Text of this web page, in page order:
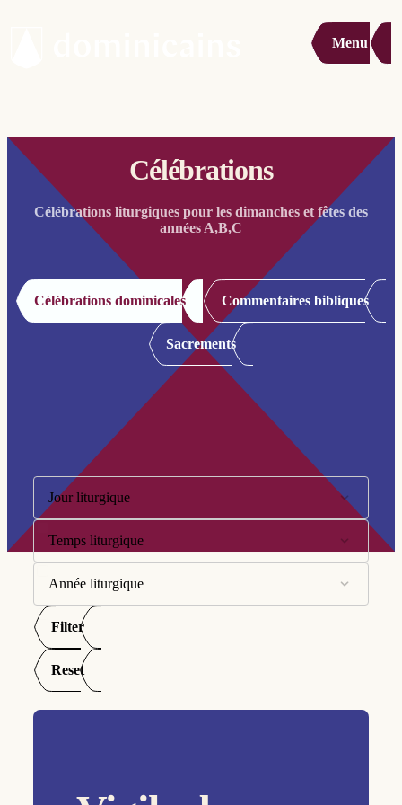
Menu
Célébrations
Célébrations liturgiques pour les dimanches et fêtes des
années A,B,C
Célébrations dominicales Commentaires bibliques
Sacrements
Jour liturgique
10ème dimanche
11ème dimanche
12ème dimanche
13ème dimanche
14ème dimanche
15ème dimanche
18ème dimanche
Temps liturgique
Avent
Carême
Pentecôte
Semaine Sainte
Année liturgique
Année A
Année B
Filter
Reset